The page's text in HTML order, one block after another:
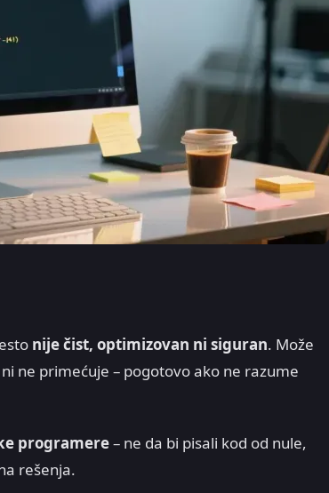
nije čist, optimizovan ni siguran. Može
ne primećuje – pogotovo ako ne razume
programere– ne da bi pisali kod od nule,
rešenja.